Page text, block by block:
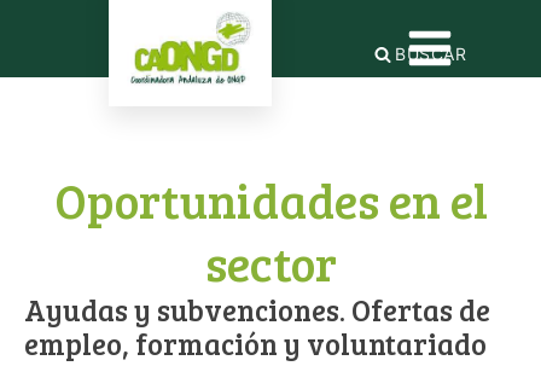
BUSCAR
Oportunidades en el
sector
Ayudas y subvenciones. Ofertas de
empleo, formación y voluntariado